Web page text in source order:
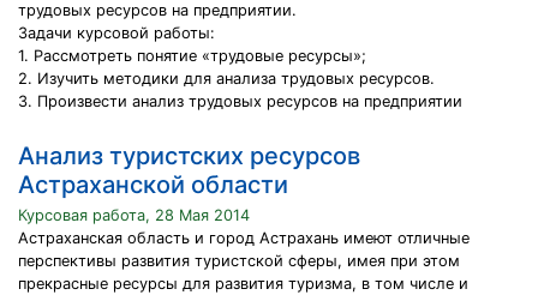
трудовых ресурсов на предприятии.
Задачи курсовой работы:
1. Рассмотреть понятие «трудовые ресурсы»;
2. Изучить методики для анализа трудовых ресурсов.
3. Произвести анализ трудовых ресурсов на предприятии
Анализ туристских ресурсов
Астраханской области
Курсовая работа, 28 Мая 2014
Астраханская область и город Астрахань имеют отличные
перспективы развития туристской сферы, имея при этом
прекрасные ресурсы для развития туризма, в том числе и